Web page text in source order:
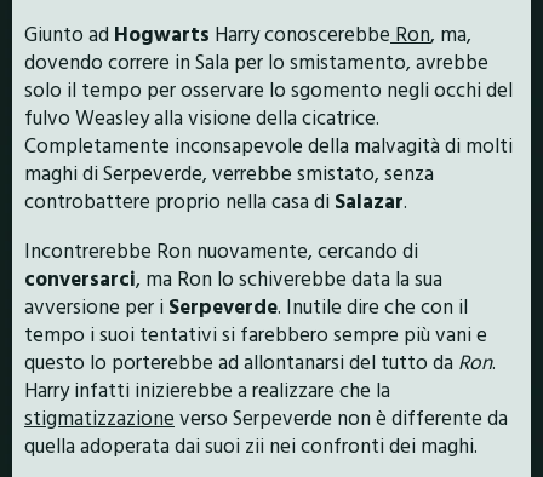
Giunto ad Hogwarts Harry conoscerebbe Ron, ma,
dovendo correre in Sala per lo smistamento, avrebbe
solo il tempo per osservare lo sgomento negli occhi del
fulvo Weasley alla visione della cicatrice.
Completamente inconsapevole della malvagità di molti
maghi di Serpeverde, verrebbe smistato, senza
controbattere proprio nella casa di Salazar.
Incontrerebbe Ron nuovamente, cercando di
conversarci, ma Ron lo schiverebbe data la sua
avversione per i Serpeverde. Inutile dire che con il
tempo i suoi tentativi si farebbero sempre più vani e
questo lo porterebbe ad allontanarsi del tutto da Ron.
Harry infatti inizierebbe a realizzare che la
stigmatizzazione verso Serpeverde non è differente da
quella adoperata dai suoi zii nei confronti dei maghi.